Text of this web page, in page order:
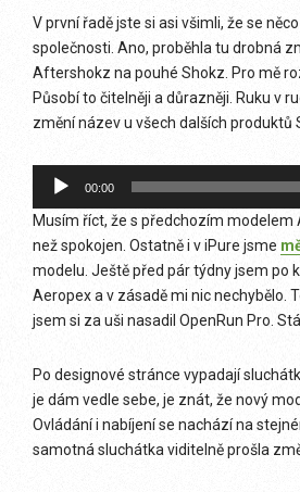
V první řadě jste si asi všimli, že se
společnosti. Ano, proběhla tu drobná
Aftershokz na pouhé Shokz. Pro mě
Působí to čitelněji a důrazněji. Ruku v
změní název u všech dalších produktů
Audio
00:00
Musím říct, že s předchozím modelem
než spokojen. Ostatně i v iPure jsme
modelu. Ještě před pár týdny jsem po
Aeropex a v zásadě mi nic nechybělo.
jsem si za uši nasadil OpenRun Pro.
Po designové stránce vypadají
je dám vedle sebe, je znát, že nový
Ovládání i nabíjení se nachází na
samotná sluchátka viditelně prošla